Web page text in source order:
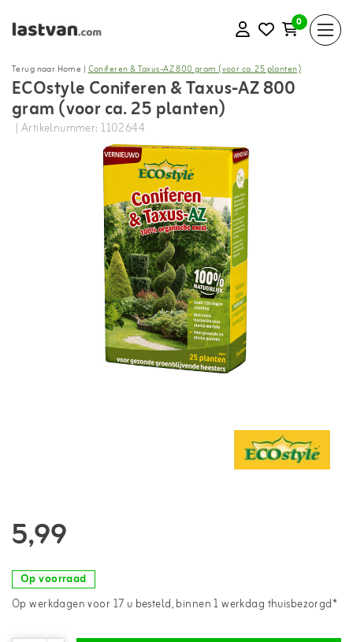
0
Terug naar Home |Coniferen & Taxus-AZ 800 gram (voor ca. 25 planten)
ECOstyle Coniferen & Taxus-AZ 800
gram (voor ca. 25 planten)
| Artikelnummer: 1102644
5,99
Op voorraad
Op werkdagen voor 17 u besteld, binnen 1 werkdag thuisbezorgd*